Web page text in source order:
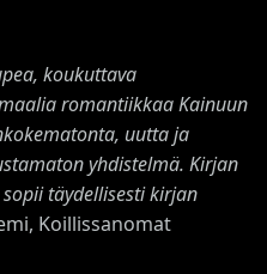
koukuttava
romantiikkaa Kainuun
uutta ja
yhdistelmä. Kirjan
täydellisesti kirjan
Koillissanomat